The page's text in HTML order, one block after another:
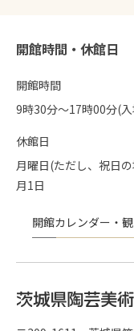
開館時間・休館日
開館時間
9時30分〜17時00分(
休館日
月曜日(ただし、祝日
月1日
開館カレンダー・